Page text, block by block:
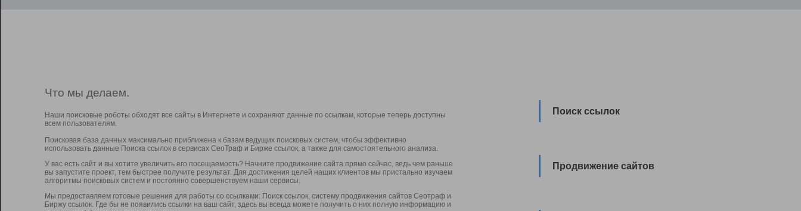
Что мы делаем.
Наши поисковые роботы обходят все сайты в Интернете и сохраняют данные по ссылкам, которые теперь доступны
всем пользователям.
Поисковая база данных максимально приближена к базам ведущих поисковых систем, чтобы эффективно
использовать данные Поиска ссылок в сервисах СеоТраф и Бирже ссылок, а также для самостоятельного анализа.
У вас есть сайт и вы хотите увеличить его посещаемость? Начните продвижение сайта прямо сейчас, ведь чем раньше
вы запустите проект, тем быстрее получите результат. Для достижения целей наших клиентов мы пристально изучаем
алгоритмы поисковых систем и постоянно совершенствуем наши сервисы.
Мы предоставляем готовые решения для работы со ссылками: Поиск ссылок, систему продвижения сайтов Сеотраф и
Биржу ссылок. Где бы не появились ссылки на ваш сайт, здесь вы всегда можете получить о них полную информацию и
Поиск ссылок
Продвижение сайтов